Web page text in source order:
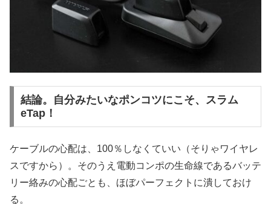
結論。自分みたいなポンコツにこそ、スラム
eTap！
ケーブルの心配は、100％しなくていい（そりゃワイヤレ
スですから）。そのうえ電動コンポの生命線であるバッテ
リー絡みの心配ごとも、ほぼパーフェクトに潰しておけ
る。